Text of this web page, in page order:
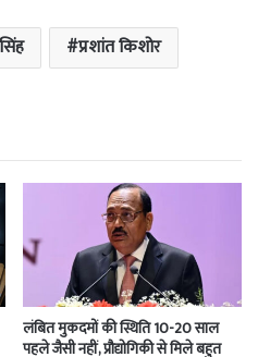
प्रशांत किशोर
लंबित मुकदमों की स्थिति 10-20 साल
पहले जैसी नहीं, प्रौद्योगिकी से मिले बहुत